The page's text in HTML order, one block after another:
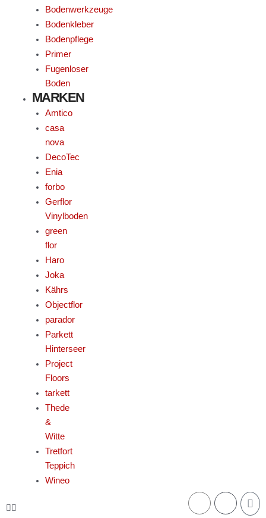
Bodenwerkzeuge
Bodenkleber
Bodenpflege
Primer
Fugenloser
Boden
MARKEN
Amtico
casa
nova
DecoTec
Enia
forbo
Gerflor
Vinylboden
green
flor
Haro
Joka
Kährs
Objectflor
parador
Parkett
Hinterseer
Project
Floors
tarkett
Thede
&
Witte
Tretfort
Teppich
Wineo